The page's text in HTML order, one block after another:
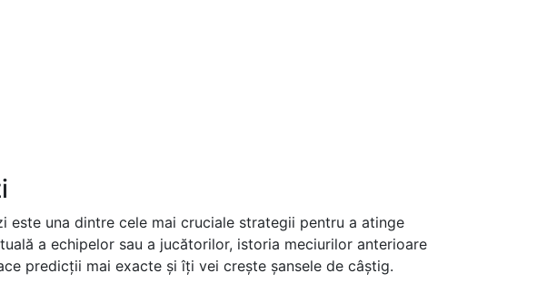
una dintre cele mai cruciale strategii pentru a atinge
a echipelor sau a jucătorilor, istoria meciurilor anterioare
predicții mai exacte și îți vei crește șansele de câștig.